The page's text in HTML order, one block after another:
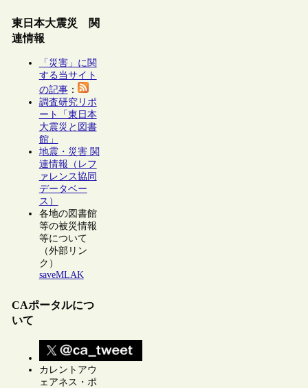
東日本大震災 関
連情報
「災害」に関
する当サイト
の記事：
調査研究リポ
ート「東日本
大震災と図書
館」
地震・災害 関
連情報（レフ
ァレンス協同
データベー
ス）
各地の図書館
等の被災情報
等について
（外部リン
ク）
saveMLAK
CAポータルにつ
いて
カレントアウ
ェアネス・ポ